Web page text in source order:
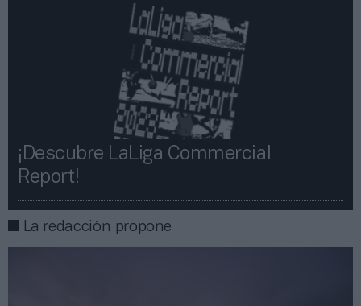
¡Descubre LaLiga Commercial
Report!​​
La redacción propone